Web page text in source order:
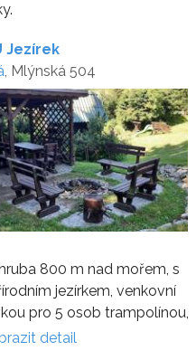
Jezírek
, Mlýnská 504
800 m nad mořem, s
jezírkem, venkovní
pro 5 osob trampolínou,
detail